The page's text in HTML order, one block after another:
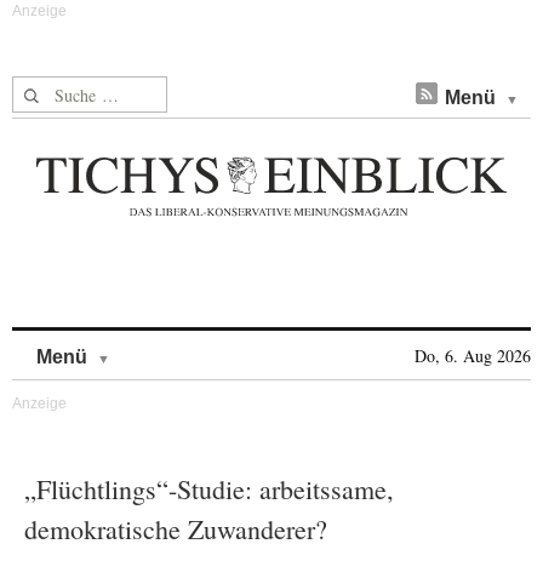
Suche nach: Menü
Menü Do, 6. Aug 2026
„Flüchtlings“-Studie: arbeitssame,
demokratische Zuwanderer?